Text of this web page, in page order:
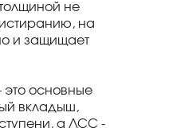
не
на
и защищает
это основные
вкладыш,
а ЛСС -